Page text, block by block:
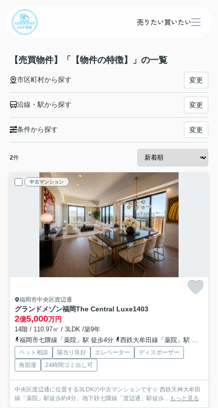
売りたい買いたい
【売買物件】「【物件の特徴】」の一覧
市区町村から探す 変更
沿線・駅から探す 変更
条件から探す 変更
2件
中古マンション
福岡市中央区渡辺通
グランドメゾン福岡The Central Luxe1403
2億5,000万円
14階 / 110.97㎡ / 3LDK /築9年
福岡市七隈線「薬院」駅 徒歩4分
西鉄大牟田線「薬院」駅 徒歩3分
ペット相談 陽当り良好 エレベーター
ディスポーザー
角部屋
24時間ゴミ出し可
中央区渡辺通に位置する3LDKの中古マンションです☆ 西鉄天神大牟田
線「薬院」駅徒歩約4分、地下鉄七隈線「渡辺通」駅徒歩...
もっと見る